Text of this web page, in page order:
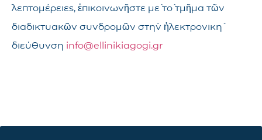
λεπτομέρειες, ἐπικοινωνῆστε μὲ τὸ τμῆμα τῶν
διαδικτυακῶν συνδρομῶν στὴν ἠλεκτρονικὴ
διεύθυνση info@ellinikiagogi.gr